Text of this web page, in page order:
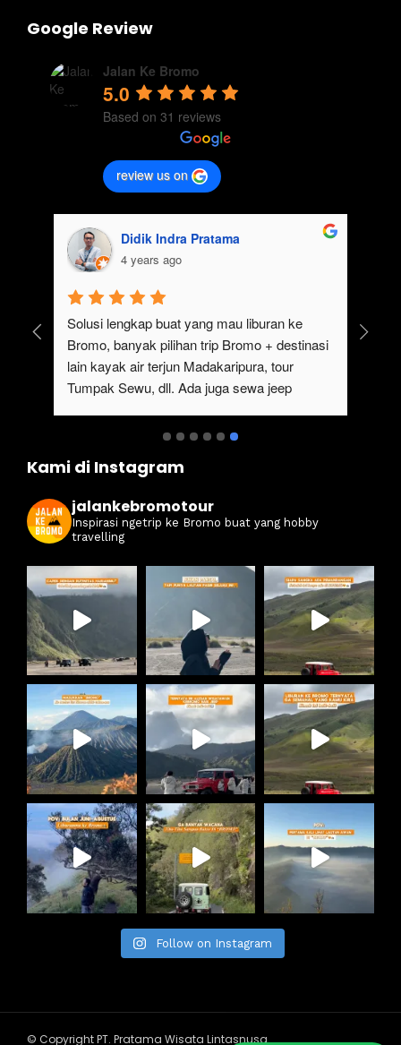
Google Review
Jalan Ke Bromo
5.0
Based on 31 reviews
review us on
Ikraaa
bromo sangat cocok untuk
tripp/liburan.Selain
keren dan indah, ada juga
jeep bromo, kita bisa
serta kita bisa untuk menikmati
untuk yang ingin
bromo.
Didik Indra
Solusi lengkap buat
Bromo, banyak pilihan
lain kayak air terjun
Tumpak Sewu, dll. Ada
Kami di Instagram
jalankebromotour
Inspirasi ngetrip ke Bromo buat yang hobby
travelling
Follow on Instagram
© Copyright PT. Pratama Wisata Lintasnusa